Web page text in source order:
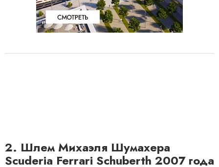
2. Шлем Михаэля Шумахера
Scuderia Ferrari Schuberth 2007 года